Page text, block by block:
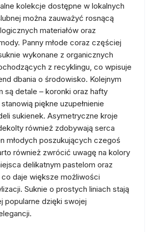
kolekcje dostępne w lokalnych
można zauważyć rosnącą
materiałów oraz
Panny młode coraz częściej
wykonane z organicznych
z recyklingu, co wpisuje
dbania o środowisko. Kolejnym
są detale – koronki oraz hafty
piękne uzupełnienie
sukienek. Asymetryczne kroje
również zdobywają serca
młodych poszukujących czegoś
również zwrócić uwagę na kolory
delikatnym pastelom oraz
daje większe możliwości
Suknie o prostych liniach stają
popularne dzięki swojej